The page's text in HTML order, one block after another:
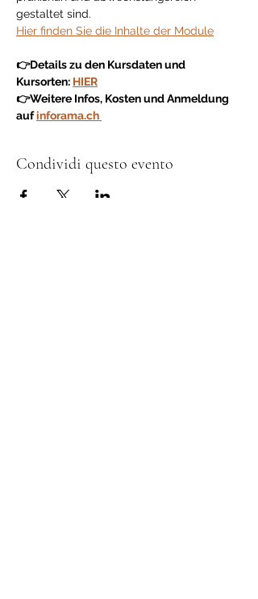
gestaltet sind.
Hier finden Sie die Inhalte der Module
👉Details zu den Kursdaten und
Kursorten: HIER
👉Weitere Infos, Kosten und Anmeldung
auf inforama.ch
Condividi questo evento